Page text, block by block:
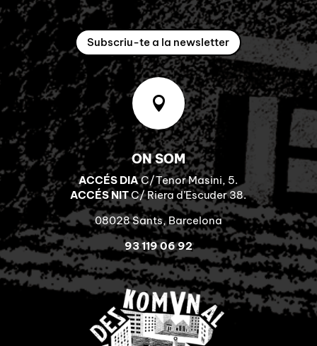
Subscriu-te a la newsletter

ON SOM
ACCÉS DIAC/Tenor Masini, 5.
ACCÉS NITC/ Riera d’Escuder 38.
08028 Sants, Barcelona
93 119 06 92